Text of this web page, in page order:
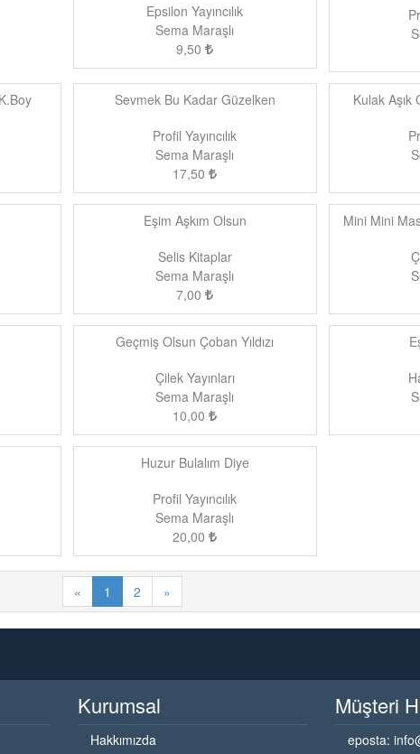
Epsilon Yayıncılık
Sema Maraşlı
9,50
Sevmek Bu Kadar Güzelken
Profil Yayıncılık
Sema Maraşlı
17,50
Kulak
Eşim Aşkım Olsun
Selis Kitaplar
Sema Maraşlı
7,00
Mini Mini
Geçmiş Olsun Çoban Yıldızı
Çilek Yayınları
Sema Maraşlı
10,00
Huzur Bulalım Diye
Profil Yayıncılık
Sema Maraşlı
20,00
« 1 2 »
Kurumsal
Hakkımızda
Müşteri
eposta: